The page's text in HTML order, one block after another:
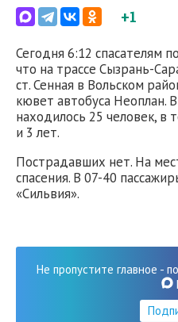
+1
Сегодня 6:12 спасателям
что на трассе Сызрань-
ст. Сенная в Вольском
кювет автобуса Неоплан.
находилось 25 человек, в
и 3 лет.
Пострадавших нет. На
спасения. В 07-40
«Сильвия».
Не пропустите главное -